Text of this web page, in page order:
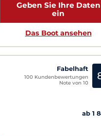
Geben Sie Ihre Daten
ein
Das Boot ansehen
Fabelhaft
100 Kundenbewertungen
Note von 10
ab 1